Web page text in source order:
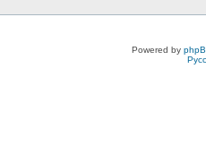
Powered by